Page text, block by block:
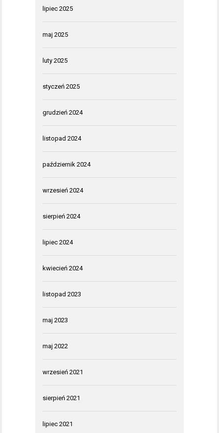
lipiec 2025
maj 2025
luty 2025
styczeń 2025
grudzień 2024
listopad 2024
październik 2024
wrzesień 2024
sierpień 2024
lipiec 2024
kwiecień 2024
listopad 2023
maj 2023
maj 2022
wrzesień 2021
sierpień 2021
lipiec 2021